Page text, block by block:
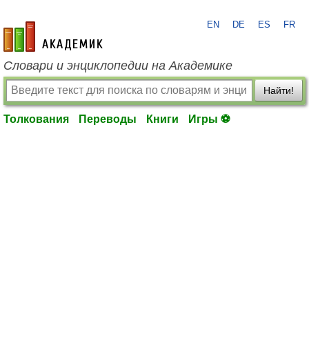
academic.ru
EN DE ES FR
Словари и энциклопедии на Академике
Найти!
Толкования Переводы Книги Игры ⚽